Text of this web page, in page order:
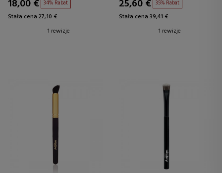
18,00 € 34% Rabat
Stała cena 27,10 €
1 rewizje
25,60 € 35% Rabat
Stała cena 39,41 €
1 rewizje